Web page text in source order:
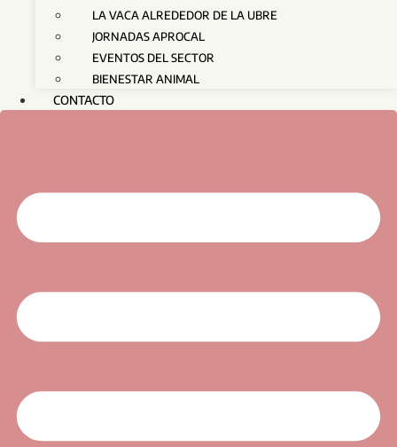
LA VACA ALREDEDOR DE LA UBRE
JORNADAS APROCAL
EVENTOS DEL SECTOR
BIENESTAR ANIMAL
CONTACTO